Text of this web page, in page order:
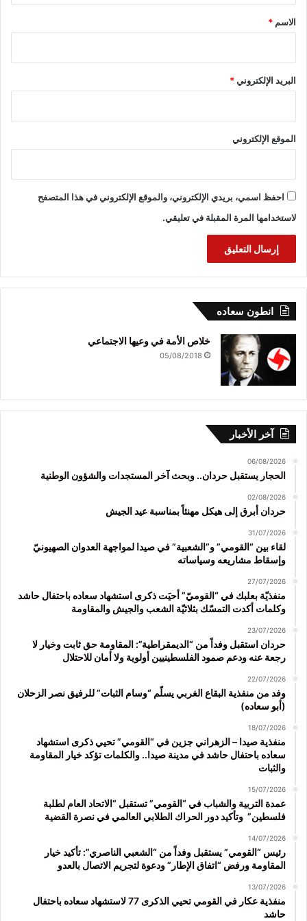
*
الاسم *
البريد الإلكتروني*
الموقع الإلكتروني
احفظ اسمي، بريدي الإلكتروني، والموقع الإلكتروني في هذا المتصفح
لاستخدامها المرة المقبلة في تعليقي.
انطون سعاده
خلاص الأمة في وعيها الاجتماعي
05/08/2018
آخر الأخبار
06/08/2026
الحجار يستقبل حردان.. وبحث آخر المستجدات والشؤون الوطنية
02/08/2026
حردان أبرق إلى هيكل مهنئاً بمناسبة عيد الجيش
31/07/2026
لقاء بين “القومي” و”الشعبية” في صيدا لمواجهة العدوان الصهيونيّ
وإسقاط مشاريعه وسياساته
27/07/2026
منفذيّة بعلبك في “القوميّ” أحيَت ذكرى استشهاد سعاده باحتفال حاشد
وكلمات أكدت التمسّك بثلاثيّة الشعب والجيش والمقاومة
23/07/2026
حردان استقبل وفداً من “الديمقراطية”: المقاومة حق ثابت وخيار لا
رجعة عنه ودعم صمود الفلسطينيين أولوية ولا أمان للاحتلال
22/07/2026
وفد من منفذية البقاع الغربي يسلّم “وسام الثبات” للرفيق نصر الزحلان
(أبو سعاده)
18/07/2026
منفذية صيدا – الزهراني جزين في “القومي” تحيي ذكرى استشهاد
سعاده باحتفال حاشد في مدينة صيدا.. والكلمات تؤكد خيار المقاومة
والثبات
15/07/2026
عمدة التربية والشباب في “القومي” تستقبل “الاتحاد العام لطلبة
فلسطين” وتأكيد دور الحراك الطلابي العالمي في نصرة القضية
14/07/2026
رئيس “القومي” يستقبل وفداً من “الشعبي الناصري”: تأكيد خيار
المقاومة ورفض “اتفاق الإطار” ودعوة لتجريم الاتصال بالعدو
13/07/2026
منفذية عكار في القومي تحيي الذكرى 77 لاستشهاد سعاده باحتفال
حاشد